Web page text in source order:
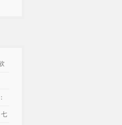
七